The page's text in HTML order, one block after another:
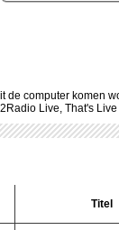
de computer komen
Live, That's
Titel